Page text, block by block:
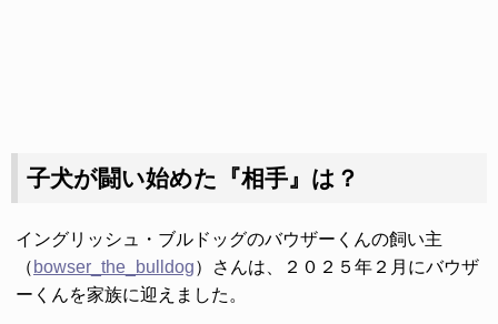
子犬が闘い始めた『相手』は？
イングリッシュ・ブルドッグのバウザーくんの飼い主
（ bowser_the_bulldog）さんは、２０２５年２月にバウザ
ーくんを家族に迎えました。